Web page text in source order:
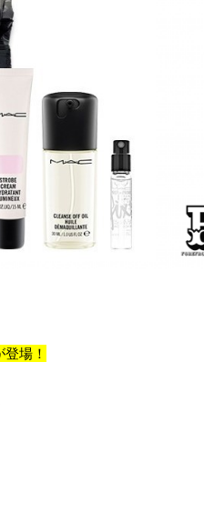
登場！